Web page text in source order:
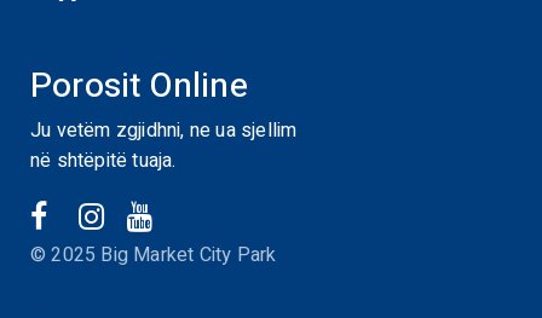
Porosit Online
Ju vetëm zgjidhni, ne ua sjellim
në shtëpitë tuaja.
© 2025 Big Market City Park